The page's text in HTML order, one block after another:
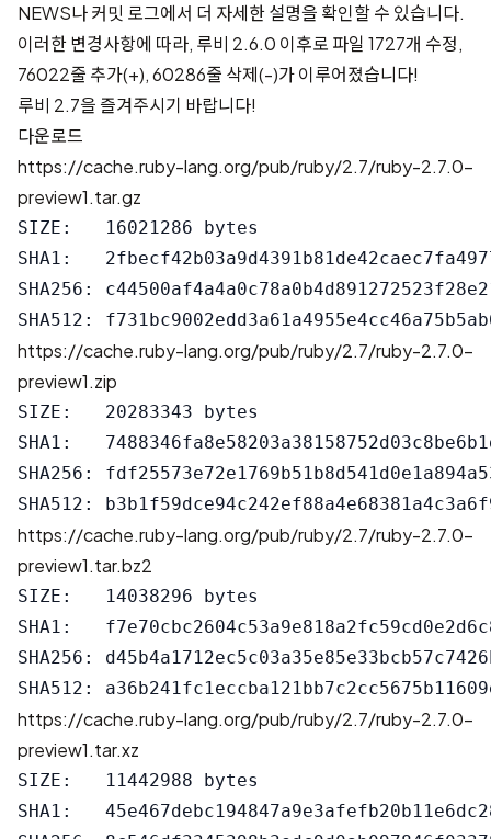
NEWS나커밋 로그에서 더 자세한 설명을 확인할 수 있습니다.
이러한 변경사항에 따라, 루비 2.6.0 이후로 파일 1727개 수정,
76022줄 추가(+), 60286줄 삭제(-)가 이루어졌습니다!
루비 2.7을 즐겨주시기 바랍니다!
다운로드
https://cache.ruby-lang.org/pub/ruby/2.7/ruby-2.7.0-
preview1.tar.gz
SIZE:   16021286 bytes
SHA1:
SHA256:
https://cache.ruby-lang.org/pub/ruby/2.7/ruby-2.7.0-
preview1.zip
SIZE:   20283343 bytes
SHA1:
SHA256:
https://cache.ruby-lang.org/pub/ruby/2.7/ruby-2.7.0-
preview1.tar.bz2
SIZE:   14038296 bytes
SHA1:
SHA256:
https://cache.ruby-lang.org/pub/ruby/2.7/ruby-2.7.0-
preview1.tar.xz
SIZE:   11442988 bytes
SHA1: